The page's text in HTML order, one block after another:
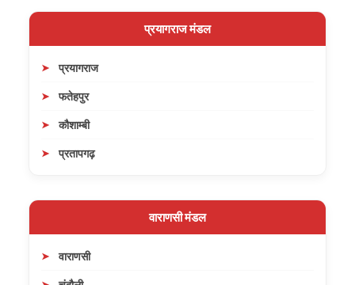
प्रयागराज मंडल
प्रयागराज
फतेहपुर
कौशाम्बी
प्रतापगढ़
वाराणसी मंडल
वाराणसी